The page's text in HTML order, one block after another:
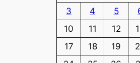
3 4 5
10
11 12
17
18 19